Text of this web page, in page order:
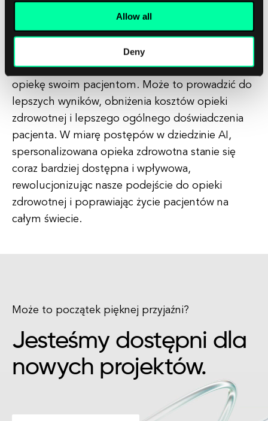
Allow all
Deny
spersonalizowanej opiece zdrowotnej są ogromne
i dalekosiężne. Wykorzystując technologie AI,
dostawcy opieki zdrowotnej mogą zapewnić
bardziej skuteczną, efektywną i spersonalizowaną
opiekę swoim pacjentom. Może to prowadzić do
lepszych wyników, obniżenia kosztów opieki
zdrowotnej i lepszego ogólnego doświadczenia
pacjenta. W miarę postępów w dziedzinie AI,
spersonalizowana opieka zdrowotna stanie się
coraz bardziej dostępna i wpływowa,
rewolucjonizując nasze podejście do opieki
zdrowotnej i poprawiając życie pacjentów na
całym świecie.
Może to początek pięknej przyjaźni?
Jesteśmy dostępni dla
nowych projektów.